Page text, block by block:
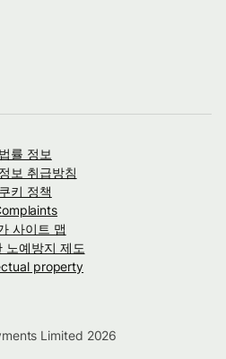
법률 정보
보 취급방침
쿠키 정책
사이트 맵
노예방지 제도
property
Limited 2026